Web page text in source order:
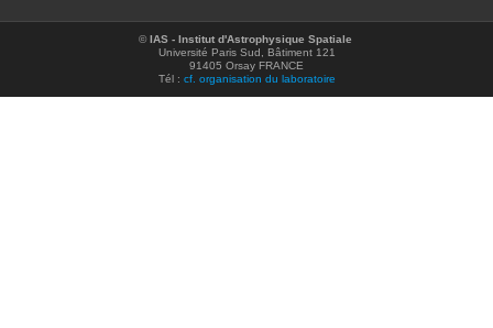
©IAS - Institut d'Astrophysique Spatiale
Université Paris Sud, Bâtiment 121
91405 Orsay FRANCE
Tél : cf. organisation du laboratoire